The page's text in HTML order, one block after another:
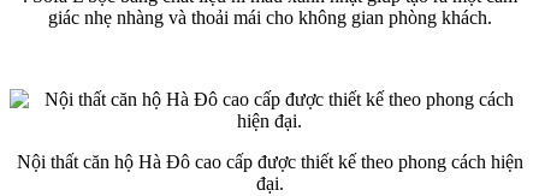
giác nhẹ nhàng và thoải mái cho không gian phòng khách.
Nội thất căn hộ Hà Đô cao cấp được thiết kế theo phong cách hiện
đại.